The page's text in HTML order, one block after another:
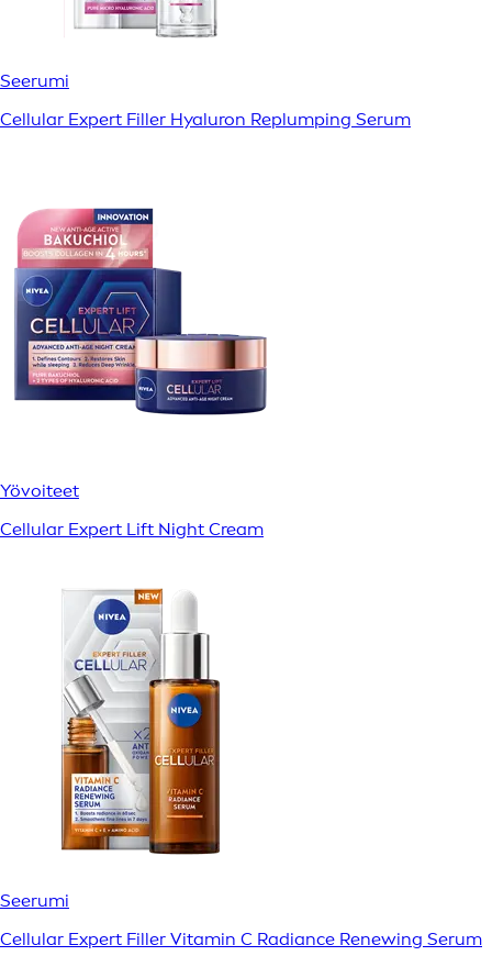
Seerumi
Cellular Expert Filler Hyaluron Replumping Serum
Yövoiteet
Cellular Expert Lift Night Cream
Seerumi
Cellular Expert Filler Vitamin C Radiance Renewing Serum